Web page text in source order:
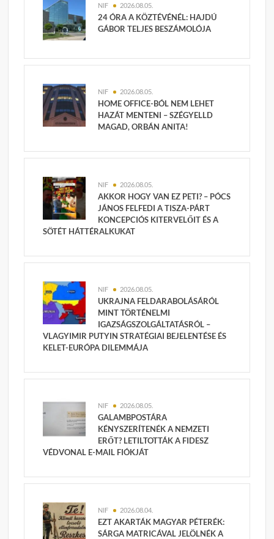
NIF 2026.08.05.
24 ÓRA A KÖZTÉVÉNÉL: HAJDÚ
GÁBOR TELJES BESZÁMOLÓJA
NIF 2026.08.05.
HOME OFFICE-BÓL NEM LEHET
HAZÁT MENTENI – SZÉGYELLD
MAGAD, ORBÁN ANITA!
NIF 2026.08.05.
AKKOR HOGY VAN EZ PETI? – PÓCS
JÁNOS FELFEDI A TISZA-PÁRT
KONCEPCIÓS KITERVELŐIT ÉS A
SÖTÉT HÁTTÉRALKUKAT
NIF 2026.08.05.
UKRAJNA FELDARABOLÁSÁRÓL
MINT TÖRTÉNELMI
IGAZSÁGSZOLGÁLTATÁSRÓL –
VLAGYIMIR PUTYIN STRATÉGIAI BEJELENTÉSE ÉS
KELET-EURÓPA DILEMMÁJA
NIF 2026.08.05.
GALAMBPOSTÁRA
KÉNYSZERÍTENÉK A NEMZETI
ERŐT? LETILTOTTÁK A FIDESZ
VÉDVONAL E-MAIL FIÓKJÁT
NIF 2026.08.04.
EZT AKARTÁK MAGYAR PÉTERÉK:
SÁRGA MATRICÁVAL JELÖLNÉK A